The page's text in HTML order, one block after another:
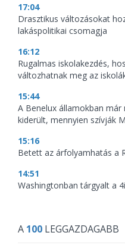
17:04
Drasztikus változásokat
lakáspolitikai csomagja
16:12
Rugalmas iskolakezdés,
változhatnak meg az
15:44
A Benelux államokban már
kiderült, mennyien szívják
15:16
Betett az árfolyamhatás a
14:51
Washingtonban tárgyalt a
A 100 LEGGAZDAGABB